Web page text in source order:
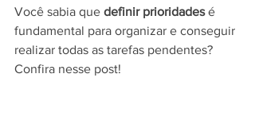
Você sabia que definir prioridades é
fundamental para organizar e conseguir
realizar todas as tarefas pendentes?
Confira nesse post!